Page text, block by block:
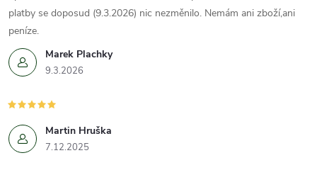
Marek Plachky
9.3.2026
platby se doposud (9.3.2026) nic nezměnilo. Nemám ani zboží,ani
peníze.
Martin Hruška
7.12.2025